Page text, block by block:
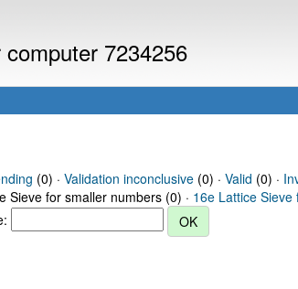
7234256
(0) · Validation inconclusive(0) · Valid (0) ·
Sieve for smaller numbers (0) · 16e Lattice